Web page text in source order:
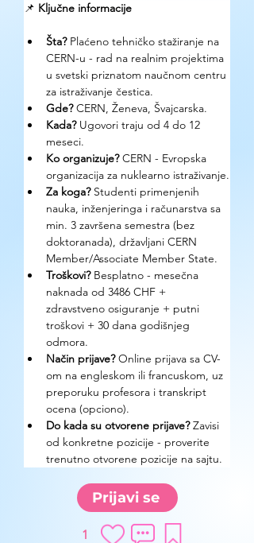
📌 Ključne informacije
Šta? Plaćeno tehničko stažiranje na
CERN-u - rad na realnim projektima
u svetski priznatom naučnom centru
za istraživanje čestica.
Gde? CERN, Ženeva, Švajcarska.
Kada? Ugovori traju od 4 do 12
meseci.
Ko organizuje? CERN - Evropska
organizacija za nuklearno istraživanje.
Za koga? Studenti primenjenih
nauka, inženjeringa i računarstva sa
min. 3 završena semestra (bez
doktoranada), državljani CERN
Member/Associate Member State.
Troškovi? Besplatno - mesečna
naknada od 3486 CHF +
zdravstveno osiguranje + putni
troškovi + 30 dana godišnjeg
odmora.
Način prijave? Online prijava sa CV-
om na engleskom ili francuskom, uz
preporuku profesora i transkript
ocena (opciono).
Do kada su otvorene prijave? Zavisi
od konkretne pozicije - proverite
trenutno otvorene pozicije na sajtu.
Prijavi se
1